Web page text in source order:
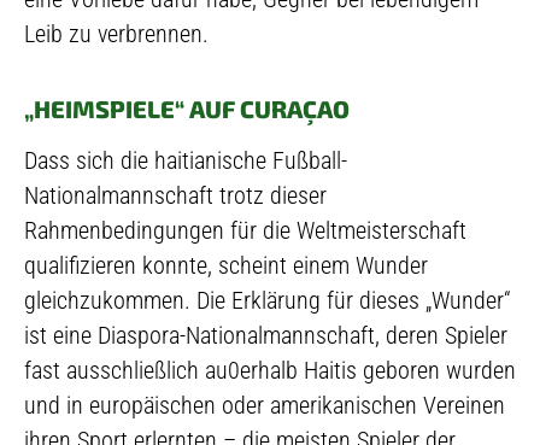
Leib zu verbrennen.
„HEIMSPIELE“ AUF CURAÇAO
Dass sich die haitianische Fußball-
Nationalmannschaft trotz dieser
Rahmenbedingungen für die Weltmeisterschaft
qualifizieren konnte, scheint einem Wunder
gleichzukommen. Die Erklärung für dieses „Wunder“
ist eine Diaspora-Nationalmannschaft, deren Spieler
fast ausschließlich au0erhalb Haitis geboren wurden
und in europäischen oder amerikanischen Vereinen